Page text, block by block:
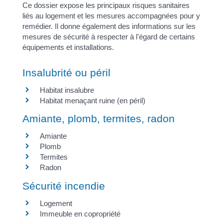
Ce dossier expose les principaux risques sanitaires
liés au logement et les mesures accompagnées pour y
remédier. Il donne également des informations sur les
mesures de sécurité à respecter à l'égard de certains
équipements et installations.
Insalubrité ou péril
Habitat insalubre
Habitat menaçant ruine (en péril)
Amiante, plomb, termites, radon
Amiante
Plomb
Termites
Radon
Sécurité incendie
Logement
Immeuble en copropriété